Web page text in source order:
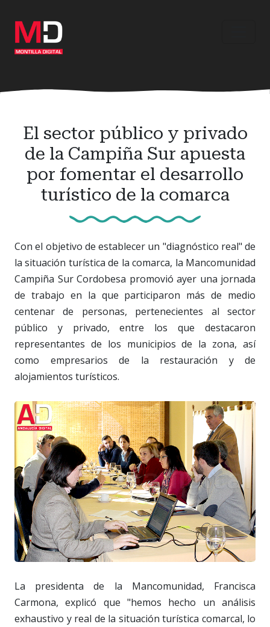
contenido
principal
El sector público y privado
de la Campiña Sur apuesta
por fomentar el desarrollo
turístico de la comarca
Con el objetivo de establecer un "diagnóstico real" de
la situación turística de la comarca, la Mancomunidad
Campiña Sur Cordobesa promovió ayer una jornada
de trabajo en la que participaron más de medio
centenar de personas, pertenecientes al sector
público y privado, entre los que destacaron
representantes de los municipios de la zona, así
como empresarios de la restauración y de
alojamientos turísticos.
La presidenta de la Mancomunidad, Francisca
Carmona, explicó que "hemos hecho un análisis
exhaustivo y real de la situación turística comarcal, lo